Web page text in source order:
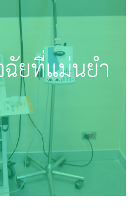
ยที่แม่นยำ